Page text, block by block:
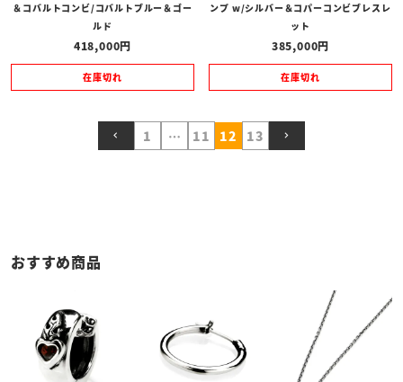
＆コバルトコンビ/コバルトブルー＆ゴー
ルド
418,000
在庫切れ
ンプ w/シルバー＆コパーコンビブレスレ
ット
385,000
在庫切れ
1 … 11 12 13
おすすめ商品